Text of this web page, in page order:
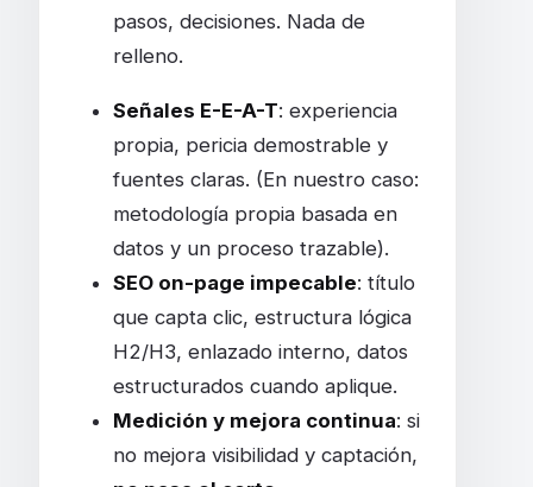
pasos, decisiones. Nada de
relleno.
Señales E-E-A-T: experiencia
propia, pericia demostrable y
fuentes claras. (En nuestro caso:
metodología propia basada en
datos y un proceso trazable).
SEO on-page impecable: título
que capta clic, estructura lógica
H2/H3, enlazado interno, datos
estructurados cuando aplique.
Medición y mejora continua: si
no mejora visibilidad y captación,